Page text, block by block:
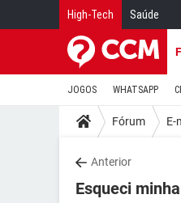
High-Tech Saúde
JOGOS WHATSAPP
Fórum E-
Anterior
Esqueci